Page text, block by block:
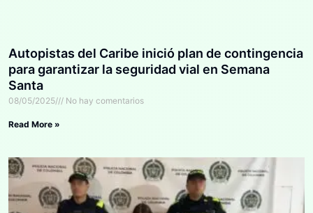
Autopistas del Caribe inició plan de contingencia
para garantizar la seguridad vial en Semana
Santa
08/05/2025 No hay comentarios
Read More »